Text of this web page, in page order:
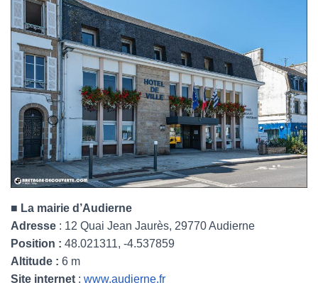
■ La mairie d’Audierne
Adresse : 12 Quai Jean Jaurès, 29770 Audierne
Position : 48.021311, -4.537859
Altitude : 6 m
Site internet : www.audierne.fr